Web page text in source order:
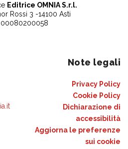
Editrice OMNIA S.r.l.
Rossi 3 -14100 Asti
00080200058
Note legali
Privacy Policy
Cookie Policy
Dichiarazione di
accessibilità
Aggiorna le preferenze
sui cookie